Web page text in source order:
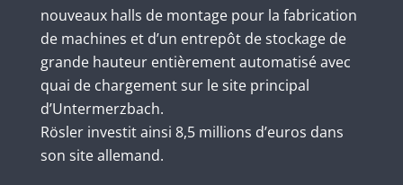
nouveaux halls de montage pour la fabrication
de machines et d’un entrepôt de stockage de
grande hauteur entièrement automatisé avec
quai de chargement sur le site principal
d’Untermerzbach.
Rösler investit ainsi 8,5 millions d’euros dans
son site allemand.